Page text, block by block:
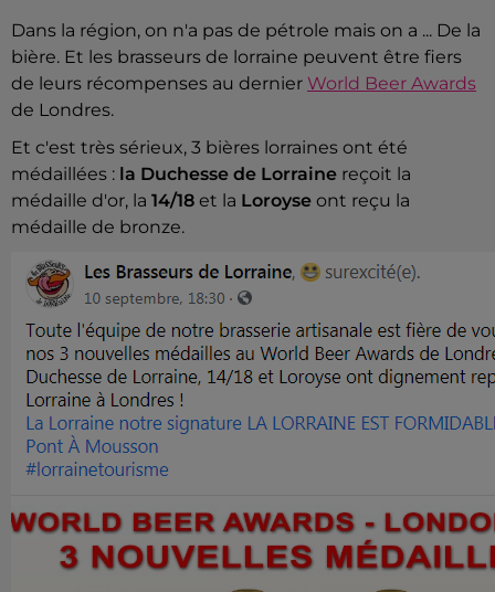
Dans la région, on n'a pas de pétrole mais on a ... De la
bière. Et les brasseurs de lorraine peuvent être fiers
de leurs récompenses au dernier World Beer Awards
de Londres.
Et c'est très sérieux, 3 bières lorraines ont été
médaillées : la Duchesse de Lorraine reçoit la
médaille d'or, la 14/18 et la Loroyse ont reçu la
médaille de bronze.